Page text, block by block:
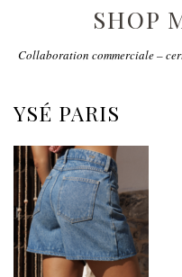
SHOP
Collaboration commerciale –
YSÉ PARIS